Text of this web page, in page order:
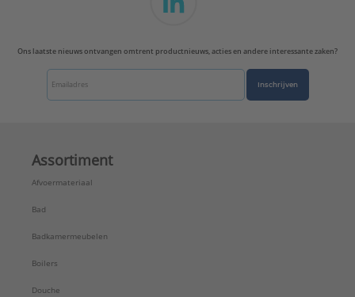
Ons laatste nieuws ontvangen omtrent productnieuws, acties en andere interessante zaken?
Inschrijven
Assortiment
Afvoermateriaal
Bad
Badkamermeubelen
Boilers
Douche